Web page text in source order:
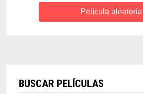
Película aleatoria
BUSCAR PELÍCULAS